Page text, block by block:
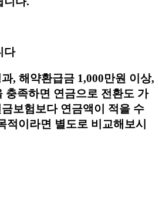
다
, 해약환급금 1,000만원 이상,
충족하면 연금으로 전환도 가
보험보다 연금액이 적을 수
적이라면 별도로 비교해보시